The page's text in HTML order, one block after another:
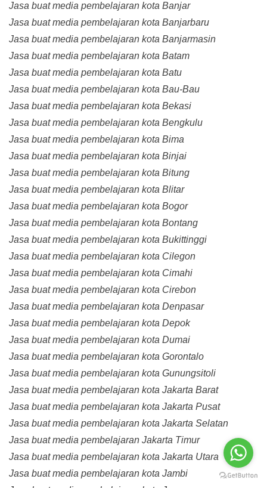
Jasa buat media pembelajaran kota Banjar
Jasa buat media pembelajaran kota Banjarbaru
Jasa buat media pembelajaran kota Banjarmasin
Jasa buat media pembelajaran kota Batam
Jasa buat media pembelajaran kota Batu
Jasa buat media pembelajaran kota Bau-Bau
Jasa buat media pembelajaran kota Bekasi
Jasa buat media pembelajaran kota Bengkulu
Jasa buat media pembelajaran kota Bima
Jasa buat media pembelajaran kota Binjai
Jasa buat media pembelajaran kota Bitung
Jasa buat media pembelajaran kota Blitar
Jasa buat media pembelajaran kota Bogor
Jasa buat media pembelajaran kota Bontang
Jasa buat media pembelajaran kota Bukittinggi
Jasa buat media pembelajaran kota Cilegon
Jasa buat media pembelajaran kota Cimahi
Jasa buat media pembelajaran kota Cirebon
Jasa buat media pembelajaran kota Denpasar
Jasa buat media pembelajaran kota Depok
Jasa buat media pembelajaran kota Dumai
Jasa buat media pembelajaran kota Gorontalo
Jasa buat media pembelajaran kota Gunungsitoli
Jasa buat media pembelajaran kota Jakarta Barat
Jasa buat media pembelajaran kota Jakarta Pusat
Jasa buat media pembelajaran kota Jakarta Selatan
Jasa buat media pembelajaran Jakarta Timur
Jasa buat media pembelajaran kota Jakarta Utara
Jasa buat media pembelajaran kota Jambi